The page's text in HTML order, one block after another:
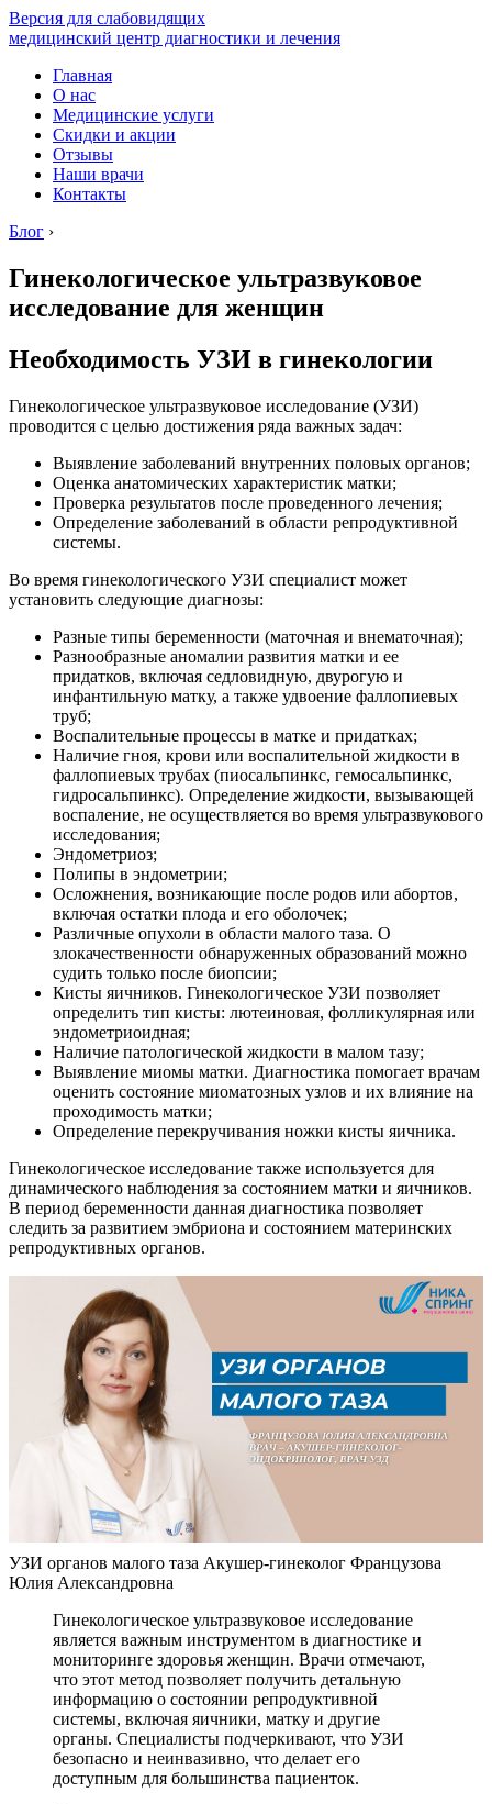
Версия для слабовидящих
медицинский центр диагностики и лечения
Главная
О нас
Медицинские услуги
Скидки и акции
Отзывы
Наши врачи
Контакты
Блог ›
Гинекологическое ультразвуковое
исследование для женщин
Необходимость УЗИ в гинекологии
Гинекологическое ультразвуковое исследование (УЗИ)
проводится с целью достижения ряда важных задач:
Выявление заболеваний внутренних половых органов;
Оценка анатомических характеристик матки;
Проверка результатов после проведенного лечения;
Определение заболеваний в области репродуктивной
системы.
Во время гинекологического УЗИ специалист может
установить следующие диагнозы:
Разные типы беременности (маточная и внематочная);
Разнообразные аномалии развития матки и ее
придатков, включая седловидную, двурогую и
инфантильную матку, а также удвоение фаллопиевых
труб;
Воспалительные процессы в матке и придатках;
Наличие гноя, крови или воспалительной жидкости в
фаллопиевых трубах (пиосальпинкс, гемосальпинкс,
гидросальпинкс). Определение жидкости, вызывающей
воспаление, не осуществляется во время ультразвукового
исследования;
Эндометриоз;
Полипы в эндометрии;
Осложнения, возникающие после родов или абортов,
включая остатки плода и его оболочек;
Различные опухоли в области малого таза. О
злокачественности обнаруженных образований можно
судить только после биопсии;
Кисты яичников. Гинекологическое УЗИ позволяет
определить тип кисты: лютеиновая, фолликулярная или
эндометриоидная;
Наличие патологической жидкости в малом тазу;
Выявление миомы матки. Диагностика помогает врачам
оценить состояние миоматозных узлов и их влияние на
проходимость матки;
Определение перекручивания ножки кисты яичника.
Гинекологическое исследование также используется для
динамического наблюдения за состоянием матки и яичников.
В период беременности данная диагностика позволяет
следить за развитием эмбриона и состоянием материнских
репродуктивных органов.
УЗИ органов малого таза Акушер-гинеколог Французова
Юлия Александровна
Гинекологическое ультразвуковое исследование
является важным инструментом в диагностике и
мониторинге здоровья женщин. Врачи отмечают,
что этот метод позволяет получить детальную
информацию о состоянии репродуктивной
системы, включая яичники, матку и другие
органы. Специалисты подчеркивают, что УЗИ
безопасно и неинвазивно, что делает его
доступным для большинства пациенток.